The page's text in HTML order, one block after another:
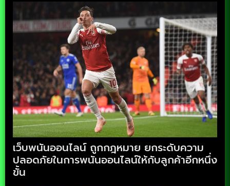
เว็บพนันออนไลน์ ถูกกฎหมาย ยกระดับความ
ปลอดภัยในการพนันออนไลน์ให้กับลูกค้าอีกหนึ่ง
ขั้น